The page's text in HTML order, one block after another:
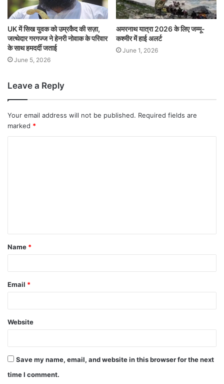
UK में सिख युवक को उम्रकैद की सज़ा,
जत्थेदार गरगज्ज ने हेनरी नोवाक के परिवार
के साथ हमदर्दी जताई
June 5, 2026
अमरनाथ यात्रा 2026 के लिए जम्मू-
कश्मीर में हाई अलर्ट
June 1, 2026
Leave a Reply
Your email address will not be published. Required fields are
marked *
Name *
Email *
Website
Save my name, email, and website in this browser for the next
time I comment.